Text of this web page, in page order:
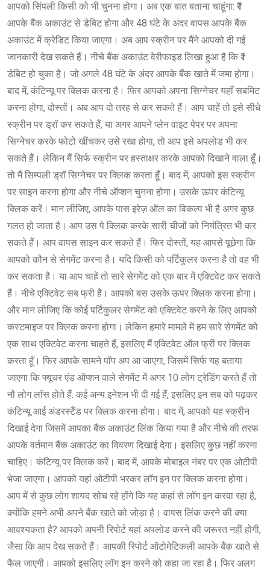
आपको सिंपली किसी को भी चुनना होगा। अब एक बात बताना चाहूंगा: ₹1
आपके बैंक अकाउंट से डेबिट होगा और 48 घंटे के अंदर वापस आपके बैंक
अकाउंट में क्रेडिट किया जाएगा। अब आप स्क्रीन पर मैंने आपको दी गई
जानकारी देख सकते हैं। नीचे बैंक अकाउंट वेरीफाइड लिखा हुआ है कि ₹1
डेबिट हो चुका है। जो अगले 48 घंटे के अंदर आपके बैंक खाते में जमा होगा।
बाद में, कंटिन्यू पर क्लिक करना है। फिर आपको अपना सिग्नेचर यहाँ सबमिट
करना होगा, दोस्तों। अब आप दो तरह से कर सकते हैं। आप चाहें तो इसे सीधे
स्क्रीन पर ड्रॉ कर सकते हैं, या अगर आपने प्लेन वाइट पेपर पर अपना
सिग्नेचर करके फोटो खींचकर उसे रखा होगा, तो आप इसे अपलोड भी कर
सकते हैं। लेकिन मैं सिर्फ स्क्रीन पर हस्ताक्षर करके आपको दिखाने वाला हूँ।
तो मैं सिम्पली ड्रॉ सिग्नेचर पर क्लिक करता हूँ। बाद में, आपको इस स्क्रीन
पर साइन करना होगा और नीचे ऑप्शन चुनना होगा। उसके ऊपर कंटिन्यू
क्लिक करें। मान लीजिए, आपके पास इरेज़ ऑल का विकल्प भी है अगर कुछ
गलत हो जाता है। आप उस पे क्लिक करके सारी चीजों को नियंत्रित भी कर
सकते हैं। आप वापस साइन कर सकते हैं। फिर दोस्तों, यह आपसे पूछेगा कि
आपको कौन से सेगमेंट करना है। यदि किसी को पर्टिकुलर करना है तो वह भी
कर सकता है। या आप चाहें तो सारे सेगमेंट को एक बार में एक्टिवेट कर सकते
हैं। नीचे एक्टिवेट सब फ्री है। आपको बस उसके ऊपर क्लिक करना होगा।
और मान लीजिए कि कोई पर्टिकुलर सेगमेंट को एक्टिवेट करने के लिए आपको
कस्टमाइज पर क्लिक करना होगा। लेकिन हमारे मामले में हम सारे सेगमेंट को
एक साथ एक्टिवेट करना चाहते हैं, इसलिए मैं एक्टिवेट ऑल फ्री पर क्लिक
करता हूँ। फिर आपके सामने पॉप अप आ जाएगा, जिसमें सिर्फ यह बताया
जाएगा कि फ्यूचर एंड ऑप्शन वाले सेगमेंट में अगर 10 लोग ट्रेडिंग करते हैं तो
नौ लोग लॉस होते हैं. कई अन्य इनेशन भी दी गई हैं, इसलिए इन सब को पढ़कर
कंटिन्यू आई अंडरस्टैंड पर क्लिक करना होगा। बाद में, आपको यह स्क्रीन
दिखाई देगा जिसमें आपका बैंक अकाउंट लिंक किया गया है और नीचे की तरफ
आपके वर्तमान बैंक अकाउंट का विवरण दिखाई देगा। इसलिए कुछ नहीं करना
चाहिए। कंटिन्यू पर क्लिक करें। बाद में, आपके मोबाइल नंबर पर एक ओटीपी
भेजा जाएगा। आपको यहां ओटीपी भरकर लॉग इन पर क्लिक करना होगा।
आप में से कुछ लोग शायद सोच रहे होंगे कि यह कहां से लॉग इन करवा रहा है,
क्योंकि हमने अभी अपने बैंक खाते को जोड़ा है। वापस लिंक करने की क्या
आवश्यकता है? आपको अपनी रिपोर्ट यहां अपलोड करने की जरूरत नहीं होगी,
जैसा कि आप देख सकते हैं। आपकी रिपोर्ट ऑटोमेटिकली आपके बैंक खाते से
फैल जाएगी। आपको इसलिए लॉग इन करने को कहा जा रहा है। फिर अलग